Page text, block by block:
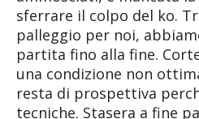
sferrare il colpo del ko.
palleggio per noi,
partita fino alla fine.
una condizione non
resta di prospettiva
tecniche. Stasera a fine